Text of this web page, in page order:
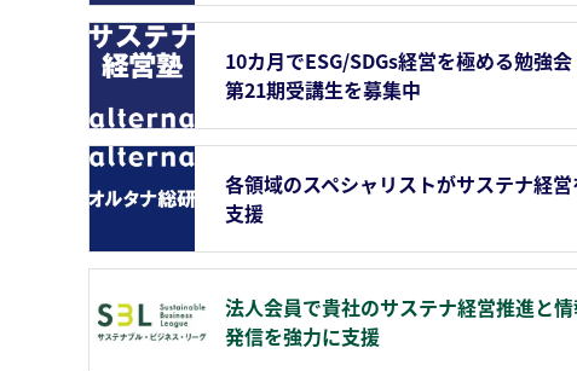
10カ月でESG/SDGs経営を極める勉強
第21期受講生を募集中
各領域のスペシャリストがサステナ経
支援
法人会員で貴社のサステナ経営推進と
発信を強力に支援